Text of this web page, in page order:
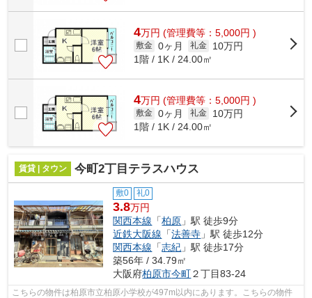
4万円 (管理費等：5,000円 )
敷金 0ヶ月 礼金
10万円
1階 / 1K / 24.00㎡
4万円 (管理費等：5,000円 )
敷金 0ヶ月 礼金
10万円
1階 / 1K / 24.00㎡
賃貸 | タウン 今町2丁目テラスハウス
敷0 礼0
3.8万円
関西本線 「柏原 」駅 徒歩9分
近鉄大阪線 「法善寺 」駅 徒歩12分
関西本線 「志紀 」駅 徒歩17分
築56年 / 34.79㎡
大阪府柏原市今町２丁目83-24
こちらの物件は柏原市立柏原小学校が497m以内にあります。こちらの物件